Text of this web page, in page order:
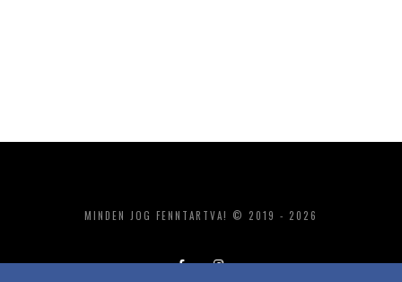
MINDEN JOG FENNTARTVA! © 2019 - 2026